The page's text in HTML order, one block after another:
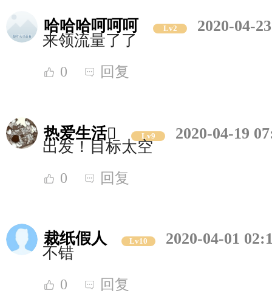
哈哈哈呵呵呵 Lv2
2020-04-
来领流量了了
0 回复
热爱生活 Lv9 2020-04-19
出发！目标太空
0 回复
裁纸假人 Lv10
2020-04-01
不错
0 回复